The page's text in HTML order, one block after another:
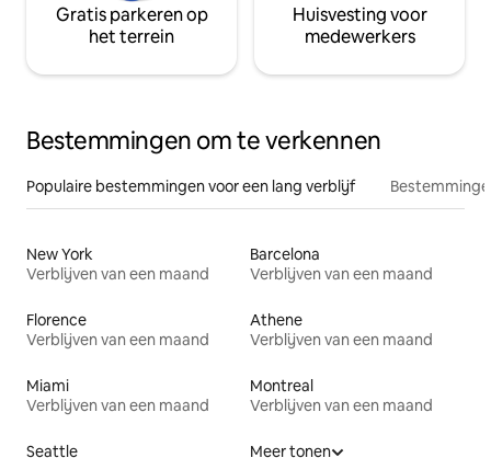
Gratis parkeren op
het terrein
Huisvesting voor
medewerkers
Bestemmingen om te verkennen
Populaire bestemmingen voor een lang verblijf
New York
Verblijven van een maand
Barcelona
Verblijven van een maand
Florence
Verblijven van een maand
Athene
Verblijven van een maand
Miami
Verblijven van een maand
Montreal
Verblijven van een maand
Seattle Meer tonen